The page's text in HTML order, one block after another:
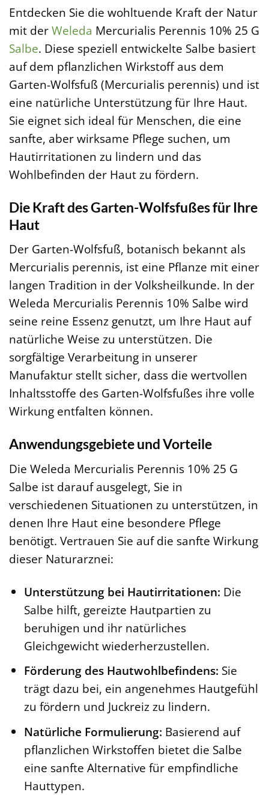
Entdecken Sie die wohltuende Kraft der Natur
mit derWeleda Mercurialis Perennis 10% 25 G
Salbe. Diese speziell entwickelte Salbe basiert
auf dem pflanzlichen Wirkstoff aus dem
Garten-Wolfsfuß (Mercurialis perennis) und ist
eine natürliche Unterstützung für Ihre Haut.
Sie eignet sich ideal für Menschen, die eine
sanfte, aber wirksame Pflege suchen, um
Hautirritationen zu lindern und das
Wohlbefinden der Haut zu fördern.
Die Kraft des Garten-Wolfsfußes für Ihre
Haut
Der Garten-Wolfsfuß, botanisch bekannt als
Mercurialis perennis, ist eine Pflanze mit einer
langen Tradition in der Volksheilkunde. In der
Weleda Mercurialis Perennis 10% Salbe wird
seine reine Essenz genutzt, um Ihre Haut auf
natürliche Weise zu unterstützen. Die
sorgfältige Verarbeitung in unserer
Manufaktur stellt sicher, dass die wertvollen
Inhaltsstoffe des Garten-Wolfsfußes ihre volle
Wirkung entfalten können.
Anwendungsgebiete und Vorteile
Die Weleda Mercurialis Perennis 10% 25 G
Salbe ist darauf ausgelegt, Sie in
verschiedenen Situationen zu unterstützen, in
denen Ihre Haut eine besondere Pflege
benötigt. Vertrauen Sie auf die sanfte Wirkung
dieser Naturarznei:
Unterstützung bei Hautirritationen: Die
Salbe hilft, gereizte Hautpartien zu
beruhigen und ihr natürliches
Gleichgewicht wiederherzustellen.
Förderung des Hautwohlbefindens: Sie
trägt dazu bei, ein angenehmes Hautgefühl
zu fördern und Juckreiz zu lindern.
Natürliche Formulierung: Basierend auf
pflanzlichen Wirkstoffen bietet die Salbe
eine sanfte Alternative für empfindliche
Hauttypen.